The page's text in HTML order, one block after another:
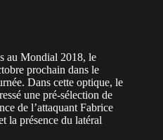
au Mondial 2018, le
prochain dans le
Dans cette optique, le
une pré-sélection de
de l’attaquant Fabrice
la présence du latéral